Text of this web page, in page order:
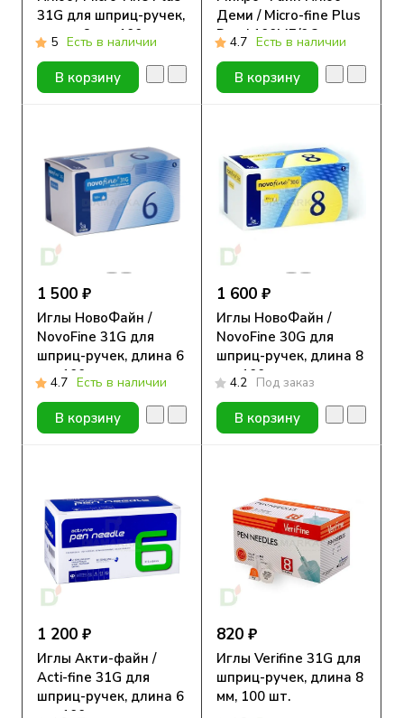
31G для шприц-ручек,
длина 6 мм, 100 шт.
5 Есть в наличии
В корзину
Деми / Micro-fine Plus
Demi 100МЕ/0.3мл с
иглой 30G
(0.30мм*8мм), 10 шт.
4.7 Есть в наличии
В корзину
1 500 ₽
Иглы НовоФайн /
NovoFine 31G для
шприц-ручек, длина 6
мм, 100 шт.
4.7 Есть в наличии
В корзину
1 600 ₽
Иглы НовоФайн /
NovoFine 30G для
шприц-ручек, длина 8
мм, 100 шт.
4.2 Под заказ
В корзину
1 200 ₽
Иглы Акти-файн /
Acti-fine 31G для
шприц-ручек, длина 6
820 ₽
Иглы Verifine 31G для
шприц-ручек, длина 8
мм, 100 шт.